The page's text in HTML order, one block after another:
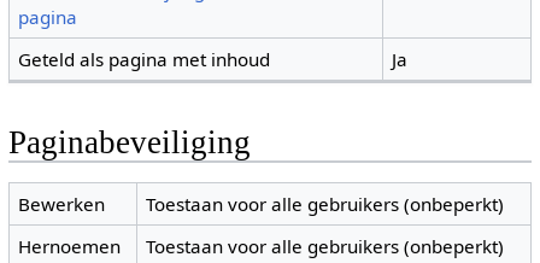
pagina
Geteld als pagina met inhoud Ja
Paginabeveiliging
Bewerken
Toestaan voor alle gebruikers (onbeperkt)
Hernoemen
Toestaan voor alle gebruikers (onbeperkt)